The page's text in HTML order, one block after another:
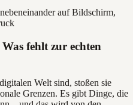
fehlt zur echten
Welt sind, stoßen sie
Grenzen. Es gibt Dinge, die